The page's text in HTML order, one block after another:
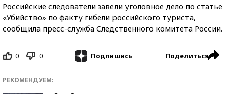
Российские следователи завели уголовное дело по статье
«Убийство» по факту гибели российского туриста,
сообщила пресс-служба Следственного комитета России.
0 0 Подпишись Поделиться
РЕКОМЕНДУЕМ: